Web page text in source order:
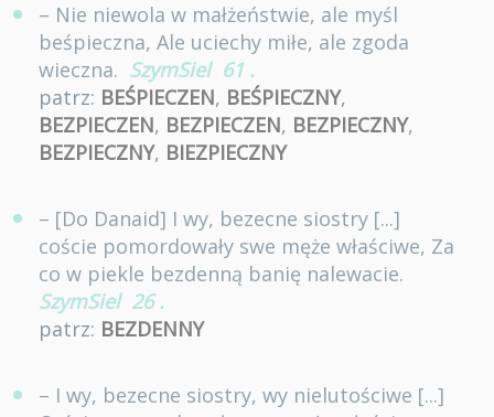
– Nie niewola w małżeństwie, ale myśl
beśpieczna, Ale uciechy miłe, ale zgoda
wieczna. SzymSiel 61 .
patrz: BEŚPIECZEN, BEŚPIECZNY,
BEZPIECZEN, BEZPIECZEN, BEZPIECZNY,
BEZPIECZNY, BIEZPIECZNY
– [Do Danaid] I wy, bezecne siostry [...]
coście pomordowały swe męże właściwe, Za
co w piekle bezdenną banię nalewacie.
SzymSiel 26 .
patrz: BEZDENNY
– I wy, bezecne siostry, wy nielutościwe [...]